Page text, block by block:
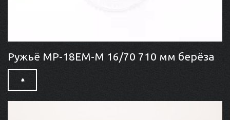
Ружьё MP-18EM-M 16/70 710 мм берёза